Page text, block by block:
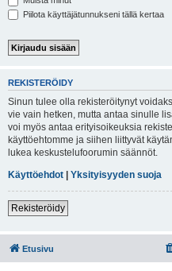
Piilota käyttäjätunnukseni tällä kertaa
REKISTERÖIDY
Sinun tulee olla rekisteröitynyt
vie vain hetken, mutta antaa sinulle
voi myös antaa erityisoikeuksia
käyttöehtomme ja siihen liittyvät
lukea keskustelufoorumin säännöt.
Käyttöehdot | Yksityisyyden suoja
Rekisteröidy
Etusivu